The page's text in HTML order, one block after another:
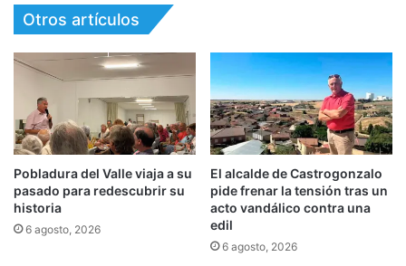
Otros artículos
Pobladura del Valle viaja a su
pasado para redescubrir su
historia
6 agosto, 2026
El alcalde de Castrogonzalo
pide frenar la tensión tras un
acto vandálico contra una
edil
6 agosto, 2026